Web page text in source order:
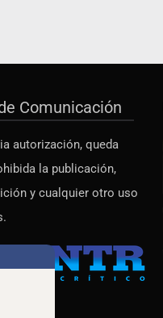
Comunicación
autorización, queda
la publicación,
y cualquier otro uso